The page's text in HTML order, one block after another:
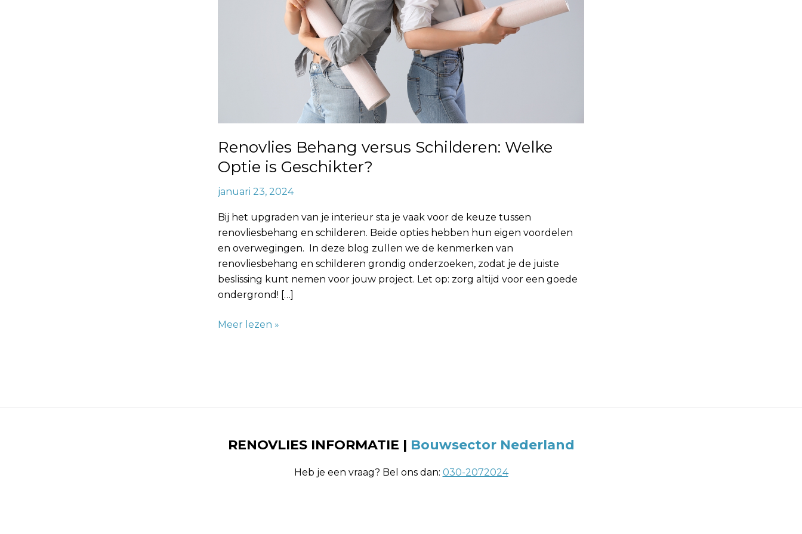
Renovlies Behang versus Schilderen: Welke
Optie is Geschikter?
januari 23, 2024
Bij het upgraden van je interieur sta je vaak voor de keuze tussen
renovliesbehang en schilderen. Beide opties hebben hun eigen voordelen
en overwegingen. In deze blog zullen we de kenmerken van
renovliesbehang en schilderen grondig onderzoeken, zodat je de juiste
beslissing kunt nemen voor jouw project. Let op: zorg altijd voor een goede
ondergrond! […]
Meer lezen »
RENOVLIES INFORMATIE | Bouwsector Nederland
Heb je een vraag? Bel ons dan: 030-2072024